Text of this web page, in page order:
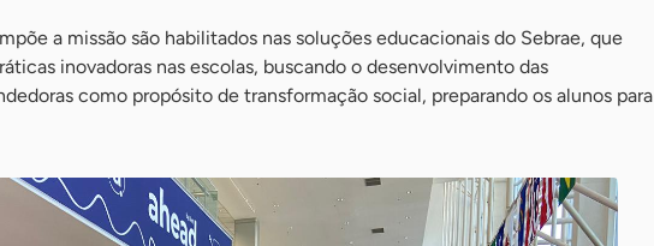
a missão são habilitados nas soluções educacionais do Sebrae, que
inovadoras nas escolas, buscando o desenvolvimento das
como propósito de transformação social, preparando os alunos para